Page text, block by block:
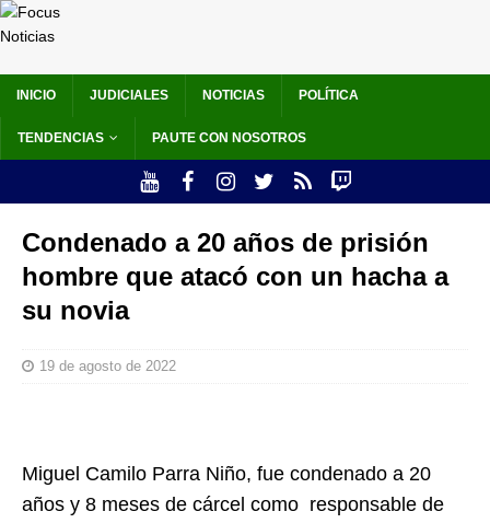
INICIO JUDICIALES NOTICIAS POLÍTICA
TENDENCIAS PAUTE CON NOSOTROS
Condenado a 20 años de prisión
hombre que atacó con un hacha a
su novia
19 de agosto de 2022
Miguel Camilo Parra Niño, fue condenado a 20
años y 8 meses de cárcel como responsable de